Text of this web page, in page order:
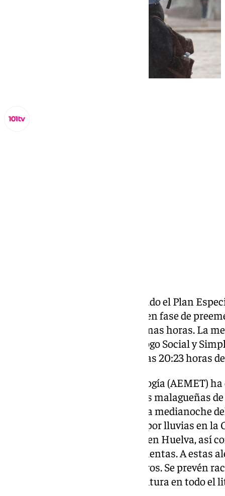
La Junta de Andalucía ha activado el Plan
Riesgo de Inundaciones (PERI) en fase de
lluvias previstas para las próximas horas. La
de la Presidencia, Interior, Diálogo Social y
Antonio Sanz, entró en vigor a las 20:23 horas
La Agencia Estatal de Meteorología (AEMET)
precipitaciones en las comarcas malagueñas
el Estrecho de Gibraltar, desde la medianoche
Además, rige un aviso amarillo por lluvias en
onubense, Andévalo y Condado en Huelva, así
donde también se esperan tormentas. A estas
suman las de fenómenos costeros. Se prevén
y olas de hasta tres metros de altura en todo el